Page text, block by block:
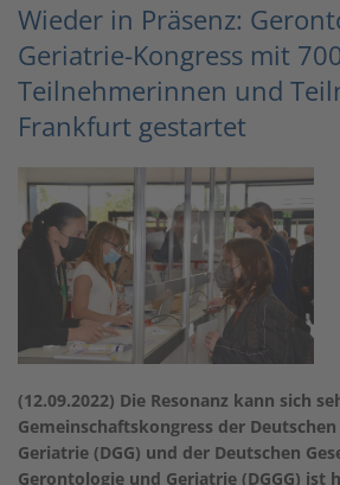
Wieder in Präsenz:
Geriatrie-Kongress mit
Teilnehmerinnen und
Frankfurt gestartet
(12.09.2022) Die Resonanz kann sich
Gemeinschaftskongress der
Geriatrie (DGG) und der Deutschen
Gerontologie und Geriatrie (DGGG) ist